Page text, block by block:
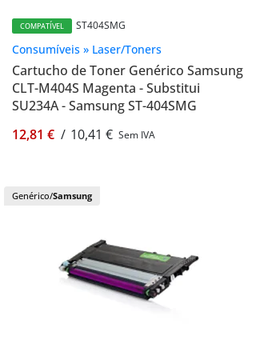
COMPATÍVEL ST404SMG
Consumíveis » Laser/Toners
Cartucho de Toner Genérico Samsung
CLT-M404S Magenta - Substitui
SU234A - Samsung ST-404SMG
12,81 € / 10,41 € Sem IVA
Genérico/Samsung